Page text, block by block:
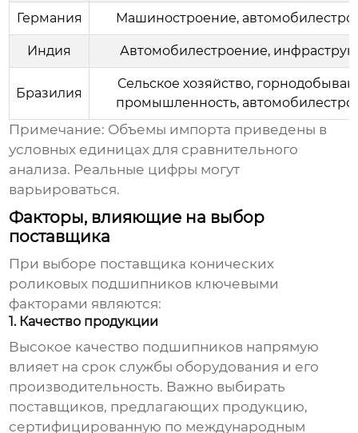
Германия Машиностроение,
Индия Автомобилестроение,
Бразилия
Сельское хозяйство,
промышленность,
Примечание: Объемы импорта приведены в
условных единицах для сравнительного
анализа. Реальные цифры могут
варьироваться.
Факторы, влияющие на выбор
поставщика
При выборе поставщика конических
роликовых подшипников ключевыми
факторами являются:
1. Качество продукции
Высокое качество подшипников напрямую
влияет на срок службы оборудования и его
производительность. Важно выбирать
поставщиков, предлагающих продукцию,
сертифицированную по международным